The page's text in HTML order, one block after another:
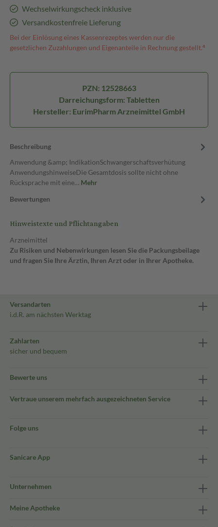
Wechselwirkungscheck inklusive
Versandkostenfreie Lieferung
Bei der Einlösung eines Kassenrezeptes werden nur die
gesetzlichen Zuzahlungen und Eigenanteile in Rechnung gestellt.⁴
PZN: 12528663
Darreichungsform: Tabletten
Hersteller: EurimPharm Arzneimittel GmbH
Beschreibung
Anwendung &amp; IndikationSchwangerschaftsverhütung
AnwendungshinweiseDie Gesamtdosis sollte nicht ohne
Rücksprache mit eine… Mehr
Bewertungen
Hinweistexte und Pflichtangaben
Arzneimittel
Zu Risiken und Nebenwirkungen lesen Sie die Packungsbeilage
und fragen Sie Ihre Ärztin, Ihren Arzt oder in Ihrer Apotheke.
Versandarten
i.d.R. am nächsten Werktag
Zahlarten
sicher und bequem
Bewerte uns
Vertraue unserem mehrfach ausgezeichneten Service
Folge uns
Sanicare App
Unternehmen
Meine Apotheke